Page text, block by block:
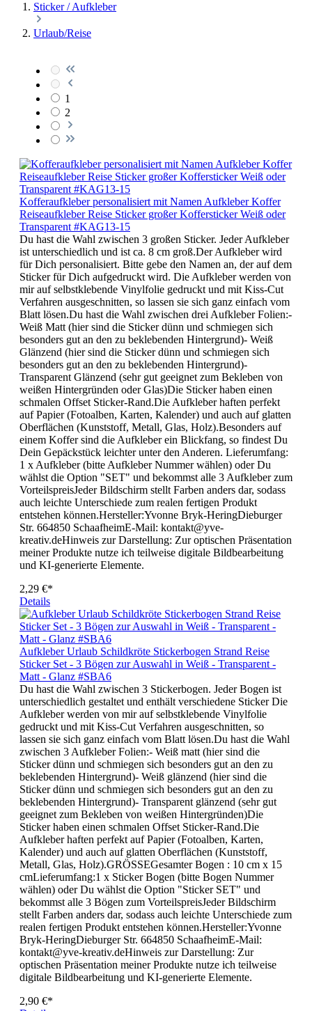
Sticker / Aufkleber
Urlaub/Reise
1
2
Kofferaufkleber personalisiert mit Namen Aufkleber Koffer
Reiseaufkleber Reise Sticker großer Koffersticker Weiß oder
Transparent #KAG13-15
Du hast die Wahl zwischen 3 großen Sticker. Jeder Aufkleber
ist unterschiedlich und ist ca. 8 cm groß.Der Aufkleber wird
für Dich personalisiert. Bitte gebe den Namen an, der auf dem
Sticker für Dich aufgedruckt wird. Die Aufkleber werden von
mir auf selbstklebende Vinylfolie gedruckt und mit Kiss-Cut
Verfahren ausgeschnitten, so lassen sie sich ganz einfach vom
Blatt lösen.Du hast die Wahl zwischen drei Aufkleber Folien:-
Weiß Matt (hier sind die Sticker dünn und schmiegen sich
besonders gut an den zu beklebenden Hintergrund)- Weiß
Glänzend (hier sind die Sticker dünn und schmiegen sich
besonders gut an den zu beklebenden Hintergrund)-
Transparent Glänzend (sehr gut geeignet zum Bekleben von
weißen Hintergründen oder Glas)Die Sticker haben einen
schmalen Offset Sticker-Rand.Die Aufkleber haften perfekt
auf Papier (Fotoalben, Karten, Kalender) und auch auf glatten
Oberflächen (Kunststoff, Metall, Glas, Holz).Besonders auf
einem Koffer sind die Aufkleber ein Blickfang, so findest Du
Dein Gepäckstück leichter unter den Anderen. Lieferumfang:
1 x Aufkleber (bitte Aufkleber Nummer wählen) oder Du
wählst die Option "SET" und bekommst alle 3 Aufkleber zum
VorteilspreisJeder Bildschirm stellt Farben anders dar, sodass
auch leichte Unterschiede zum realen fertigen Produkt
entstehen können.Hersteller:Yvonne Bryk-HeringDieburger
Str. 664850 SchaafheimE-Mail: kontakt@yve-
kreativ.deHinweis zur Darstellung: Zur optischen Präsentation
meiner Produkte nutze ich teilweise digitale Bildbearbeitung
und KI-generierte Elemente.
2,29 €*
Details
Aufkleber Urlaub Schildkröte Stickerbogen Strand Reise
Sticker Set - 3 Bögen zur Auswahl in Weiß - Transparent -
Matt - Glanz #SBA6
Du hast die Wahl zwischen 3 Stickerbogen. Jeder Bogen ist
unterschiedlich gestaltet und enthält verschiedene Sticker Die
Aufkleber werden von mir auf selbstklebende Vinylfolie
gedruckt und mit Kiss-Cut Verfahren ausgeschnitten, so
lassen sie sich ganz einfach vom Blatt lösen.Du hast die Wahl
zwischen 3 Aufkleber Folien:- Weiß matt (hier sind die
Sticker dünn und schmiegen sich besonders gut an den zu
beklebenden Hintergrund)- Weiß glänzend (hier sind die
Sticker dünn und schmiegen sich besonders gut an den zu
beklebenden Hintergrund)- Transparent glänzend (sehr gut
geeignet zum Bekleben von weißen Hintergründen)Die
Sticker haben einen schmalen Offset Sticker-Rand.Die
Aufkleber haften perfekt auf Papier (Fotoalben, Karten,
Kalender) und auch auf glatten Oberflächen (Kunststoff,
Metall, Glas, Holz).GRÖSSEGesamter Bogen : 10 cm x 15
cmLieferumfang:1 x Sticker Bogen (bitte Bogen Nummer
wählen) oder Du wählst die Option "Sticker SET" und
bekommst alle 3 Bögen zum VorteilspreisJeder Bildschirm
stellt Farben anders dar, sodass auch leichte Unterschiede zum
realen fertigen Produkt entstehen können.Hersteller:Yvonne
Bryk-HeringDieburger Str. 664850 SchaafheimE-Mail:
kontakt@yve-kreativ.deHinweis zur Darstellung: Zur
optischen Präsentation meiner Produkte nutze ich teilweise
digitale Bildbearbeitung und KI-generierte Elemente.
2,90 €*